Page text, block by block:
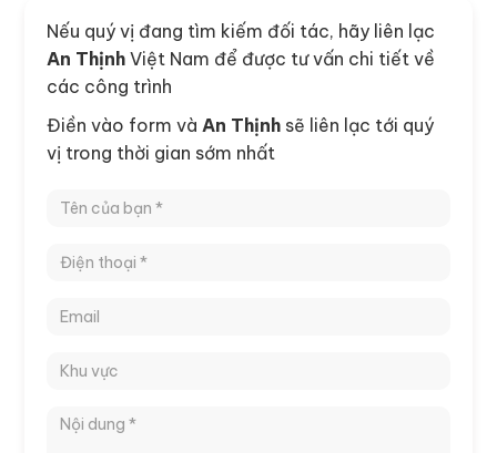
Nếu quý vị đang tìm kiếm đối tác, hãy liên lạc
An Thịnh Việt Nam để được tư vấn chi tiết về
các công trình
Điền vào form vàAn Thịnh sẽ liên lạc tới quý
vị trong thời gian sớm nhất